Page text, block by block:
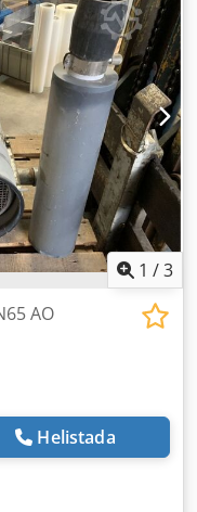
1 /3
AO
Helistada